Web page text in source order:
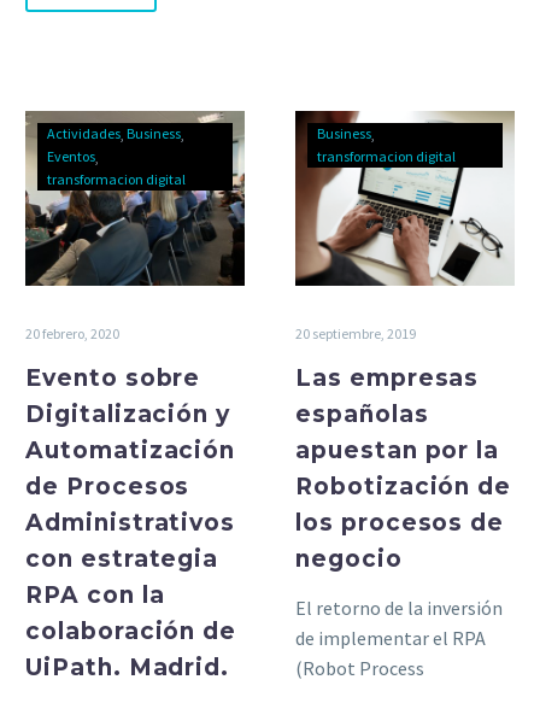
remoto.
Actividades Business
Eventos
transformacion digital
20 febrero, 2020
Evento sobre
Digitalización y
Automatización
de Procesos
Administrativos
con estrategia
RPA con la
colaboración de
UiPath. Madrid.
Business
transformacion digital
20 septiembre, 2019
Las empresas
españolas
apuestan por la
Robotización de
los procesos de
negocio
El retorno de la inversión
de implementar el RPA
(Robot Process